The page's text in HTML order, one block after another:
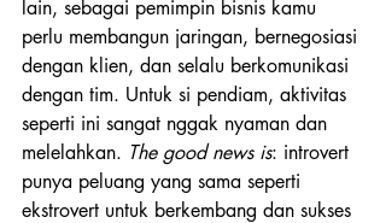
lain, sebagai pemimpin bisnis kamu
perlu membangun jaringan, bernegosiasi
dengan klien, dan selalu berkomunikasi
dengan tim. Untuk si pendiam, aktivitas
seperti ini sangat nggak nyaman dan
melelahkan. The good news is: introvert
punya peluang yang sama seperti
ekstrovert untuk berkembang dan sukses